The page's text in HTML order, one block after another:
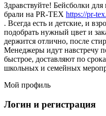
Здравствуйте! Бейсболки
брали на PR-TEX https://pr-
. Всегда есть и детские, и
подобрать нужный цвет и
держится отлично, после
Менеджеры идут навстречу
быстрое, доставляют по
школьных и семейных
Мой профиль
Логин и регистрация